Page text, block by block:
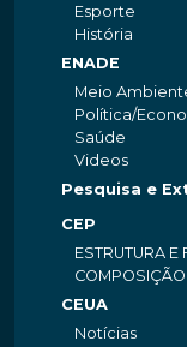
Esporte
História
ENADE
Meio
Política/
Saúde
Videos
Pesquisa e
CEP
ESTRUTURA
COMPOSIÇÃO
CEUA
Notícias